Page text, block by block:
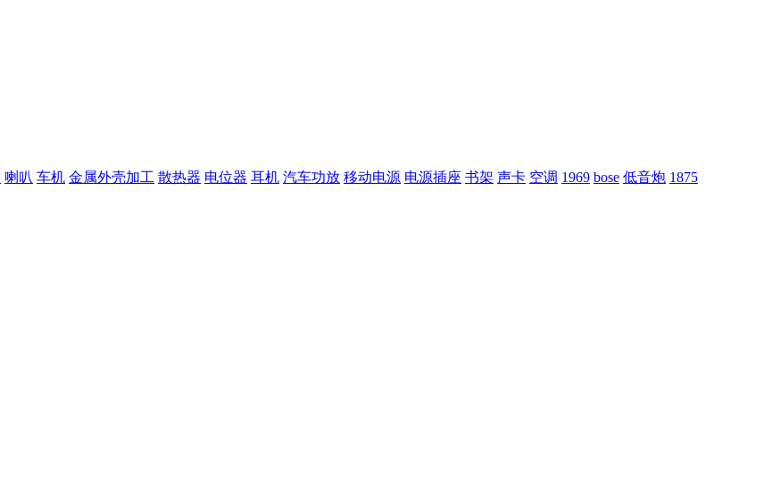
喇叭 车机 金属外壳加工 散热器 电位器 耳机 汽车功放 移动电源 电源插座 书架 声卡 空调 1969 bose 低音炮 1875